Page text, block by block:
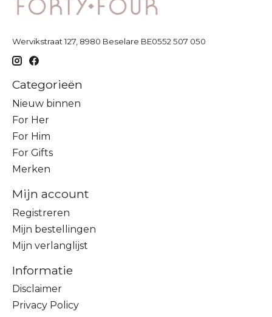
Wervikstraat 127, 8980 Beselare BE0552 507 050
Categorieën
Nieuw binnen
For Her
For Him
For Gifts
Merken
Mijn account
Registreren
Mijn bestellingen
Mijn verlanglijst
Informatie
Disclaimer
Privacy Policy